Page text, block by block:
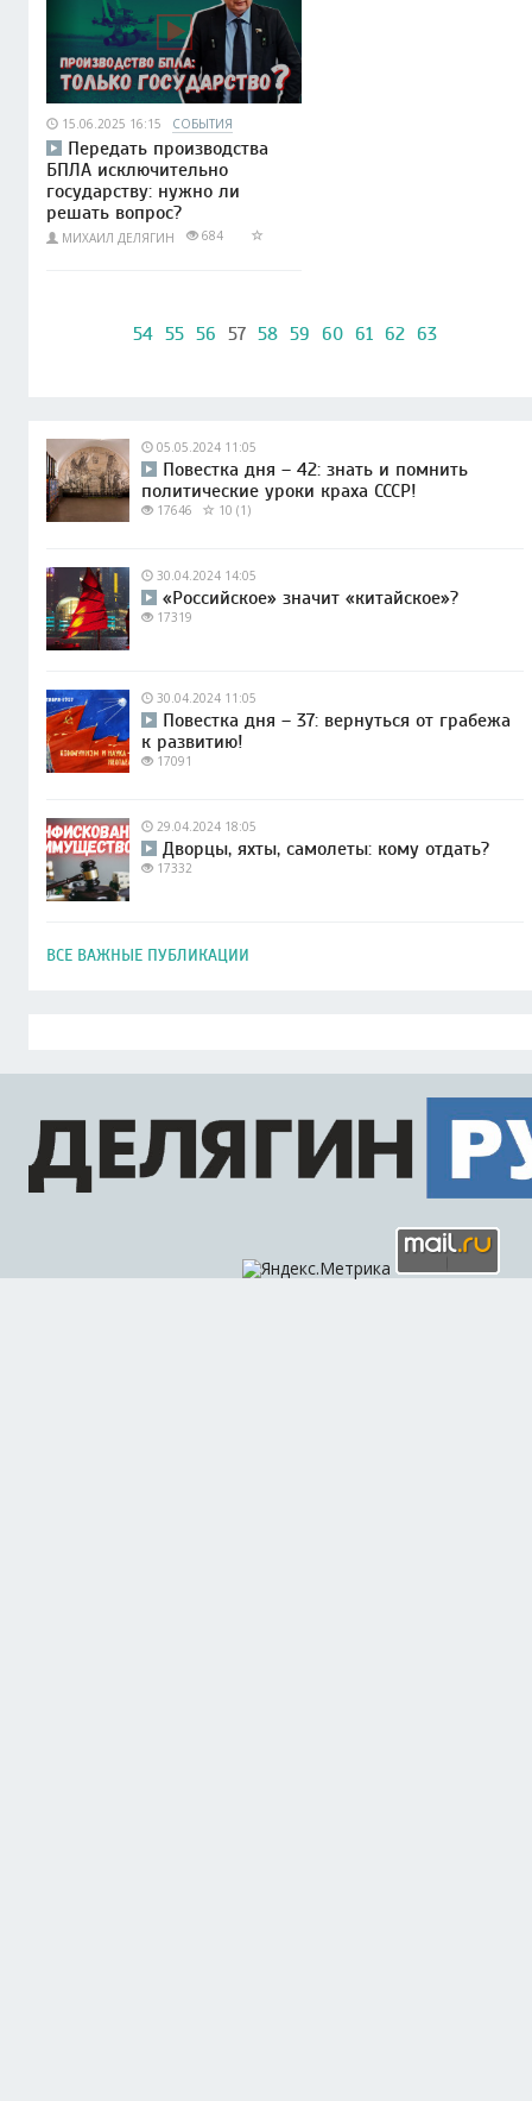
15.06.2025 16:15 СОБЫТИЯ
Передать производства
БПЛА исключительно
государству: нужно ли
решать вопрос?
МИХАИЛ ДЕЛЯГИН 684
54 55 56 57 58 59 60 61 62 63
05.05.2024 11:05
Повестка дня – 42: знать и помнить
политические уроки краха СССР!
17646 10 (1)
30.04.2024 14:05
«Российское» значит «китайское»?
17319
30.04.2024 11:05
Повестка дня – 37: вернуться от грабежа
к развитию!
17091
29.04.2024 18:05
Дворцы, яхты, самолеты: кому отдать?
17332
ВСЕ ВАЖНЫЕ ПУБЛИКАЦИИ